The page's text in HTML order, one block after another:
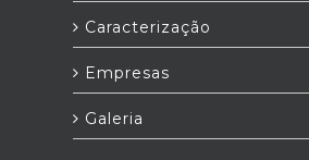
Caracterização
Empresas
Galeria